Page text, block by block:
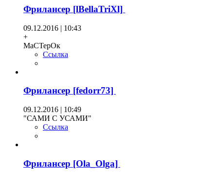
Фрилансер [lBellaTriXl]
09.12.2016 | 10:43
+
МаСТерОк
Ссылка
Фрилансер [fedorr73]
09.12.2016 | 10:49
"САМИ С УСАМИ"
Ссылка
Фрилансер [Ola_Olga]